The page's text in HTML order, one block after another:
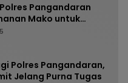
Pangandaran
Mako untuk
Personel
Polres Pangandaran,
Jelang Purna Tugas